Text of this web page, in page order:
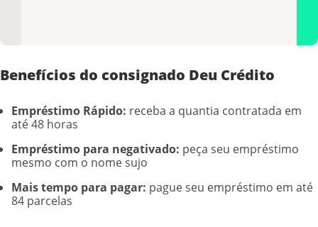
Benefícios do consignado Deu Crédito
Empréstimo Rápido: receba a quantia contratada em
até 48 horas
Empréstimo para negativado: peça seu empréstimo
mesmo com o nome sujo
Mais tempo para pagar: pague seu empréstimo em até
84 parcelas